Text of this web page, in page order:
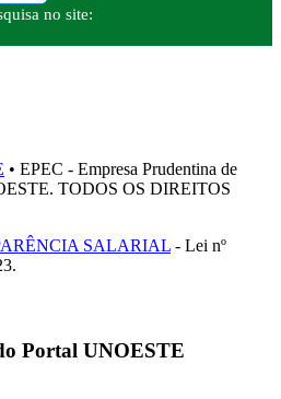
no site:
• EPEC - Empresa Prudentina de
TODOS OS DIREITOS
SALARIAL - Lei nº
Portal UNOESTE